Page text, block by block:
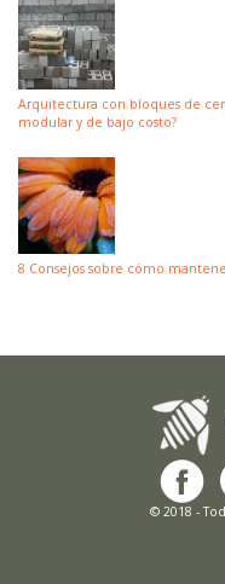
Arquitectura con bloques de
modular y de bajo costo?
8 Consejos sobre cómo
© 2018 -